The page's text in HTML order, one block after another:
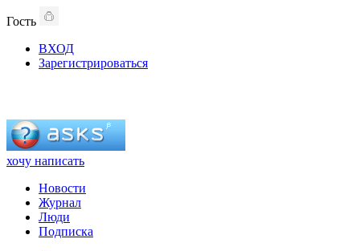
Гость
ВХОД
Зарегистрироваться
хочу написать
Новости
Журнал
Люди
Подписка